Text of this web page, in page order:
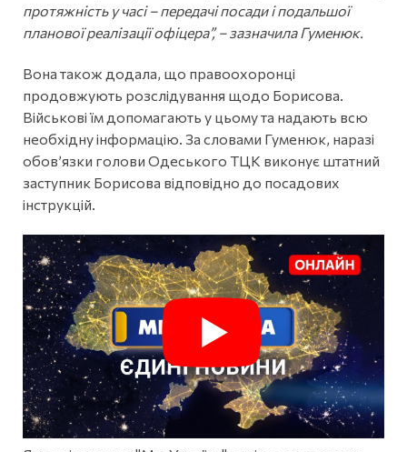
протяжність у часі – передачі посади і подальшої
планової реалізації офіцера”, – зазначила Гуменюк.
Вона також додала, що правоохоронці
продовжують розслідування щодо Борисова.
Військові їм допомагають у цьому та надають всю
необхідну інформацію. За словами Гуменюк, наразі
обов’язки голови Одеського ТЦК виконує штатний
заступник Борисова відповідно до посадових
інструкцій.